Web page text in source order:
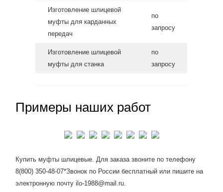
Изготовление шлицевой
муфты для карданных
передач
по
запросу
Изготовление шлицевой
муфты для станка
по
запросу
Примеры наших работ
Купить муфты шлицевые. Для заказа звоните по телефону
8(800) 350-48-07*Звонок по России бесплатный или пишите на
электронную почту ilo-1988@mail.ru.